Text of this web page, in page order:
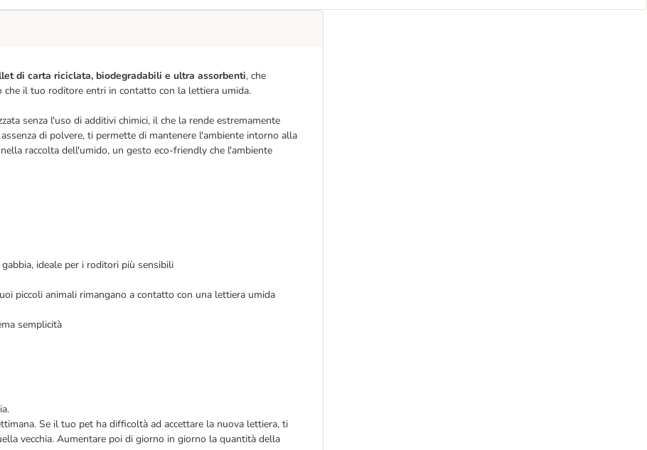
di carta riciclata, biodegradabili e ultra assorbenti, che
il tuo roditore entri in contatto con la lettiera umida.
senza l'uso di additivi chimici, il che la rende estremamente
di polvere, ti permette di mantenere l'ambiente intorno alla
raccolta dell'umido, un gesto eco-friendly che l'ambiente
ideale per i roditori più sensibili
piccoli animali rimangano a contatto con una lettiera umida
semplicità
Se il tuo pet ha difficoltà ad accettare la nuova lettiera, ti
vecchia. Aumentare poi di giorno in giorno la quantità della